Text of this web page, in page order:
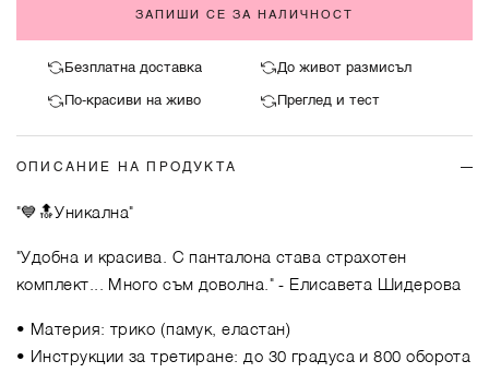
ЗАПИШИ СЕ ЗА НАЛИЧНОСТ
Безплатна доставка До живот размисъл
По-красиви на живо Преглед и тест
ОПИСАНИЕ НА ПРОДУКТА
"💙🔝Уникална"
"Удобна и красива. С панталона става страхотен
комплект... Много съм доволна."- Елисавета Шидерова
• Материя: трико (памук, еластан)
• Инструкции за третиране: до 30 градуса и 800 оборота